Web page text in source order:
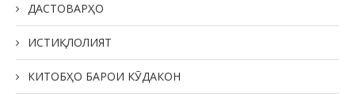
ДАСТОВАРҲО
ИСТИҚЛОЛИЯТ
КИТОБҲО БАРОИ КӮДАКОН